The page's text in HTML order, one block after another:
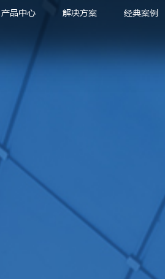
产品中心 解决方案 经典案例